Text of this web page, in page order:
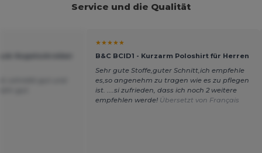
Service und die Qualität
★★★★★
B&C BCID1 - Kurzarm Poloshirt für Herren
Sehr gute Stoffe,guter Schnitt,ich empfehle
es,so angenehm zu tragen wie es zu pflegen
ist. ....si zufrieden, dass ich noch 2 weitere
empfehlen werde! Übersetzt von Français